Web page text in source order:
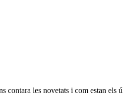
contara les novetats i com estan els